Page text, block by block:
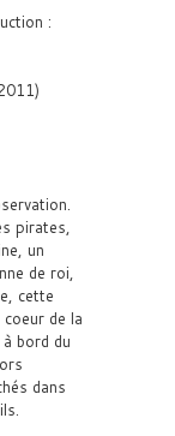
:
pirates,
un
de roi,
cette
de la
bord du
dans